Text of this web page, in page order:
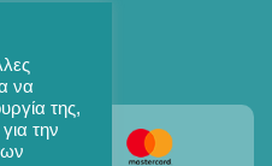
να
της,
την